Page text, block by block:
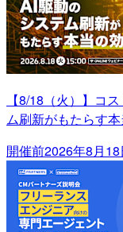
【8/18（火）】コ
ム刷新がもたらす
開催前2026年8月